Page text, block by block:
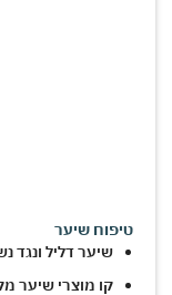
טיפוח שיער
שיער דליל ונגד נשירה
קו מוצרי שיער מקצועי